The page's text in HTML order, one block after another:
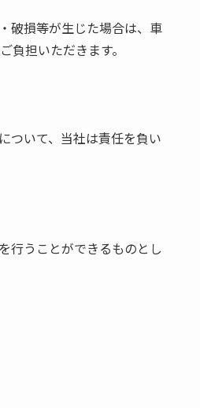
破損等が生じた場合は、車
担いただきます。
ついて、当社は責任を負い
行うことができるものとし